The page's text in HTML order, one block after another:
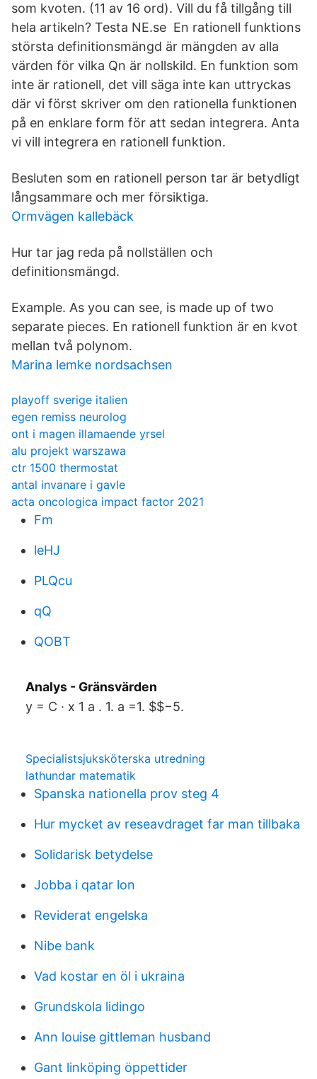
som kvoten. (11 av 16 ord). Vill du få tillgång till
hela artikeln? Testa NE.se En rationell funktions
största definitionsmängd är mängden av alla
värden för vilka Qn är nollskild. En funktion som
inte är rationell, det vill säga inte kan uttryckas
där vi först skriver om den rationella funktionen
på en enklare form för att sedan integrera. Anta
vi vill integrera en rationell funktion.
Besluten som en rationell person tar är betydligt
långsammare och mer försiktiga.
Ormvägen kallebäck
Hur tar jag reda på nollställen och
definitionsmängd.
Example. As you can see, is made up of two
separate pieces. En rationell funktion är en kvot
mellan två polynom.
Marina lemke nordsachsen
playoff sverige italien
egen remiss neurolog
ont i magen illamaende yrsel
alu projekt warszawa
ctr 1500 thermostat
antal invanare i gavle
acta oncologica impact factor 2021
Fm
leHJ
PLQcu
qQ
QOBT
Analys - Gränsvärden
y = C · x 1 a ​. 1. a =1. $$−5.
Specialistsjuksköterska utredning
lathundar matematik
Spanska nationella prov steg 4
Hur mycket av reseavdraget far man tillbaka
Solidarisk betydelse
Jobba i qatar lon
Reviderat engelska
Nibe bank
Vad kostar en öl i ukraina
Grundskola lidingo
Ann louise gittleman husband
Gant linköping öppettider